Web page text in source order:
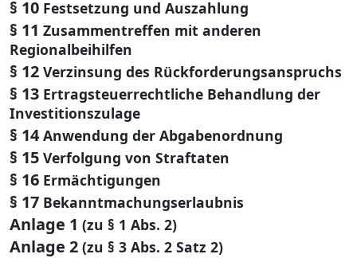
§ 10 Festsetzung und Auszahlung
§ 11 Zusammentreffen mit anderen
Regionalbeihilfen
§ 12 Verzinsung des Rückforderungsanspruchs
§ 13 Ertragsteuerrechtliche Behandlung der
Investitionszulage
§ 14 Anwendung der Abgabenordnung
§ 15 Verfolgung von Straftaten
§ 16 Ermächtigungen
§ 17 Bekanntmachungserlaubnis
Anlage 1 (zu § 1 Abs. 2)
Anlage 2 (zu § 3 Abs. 2 Satz 2)